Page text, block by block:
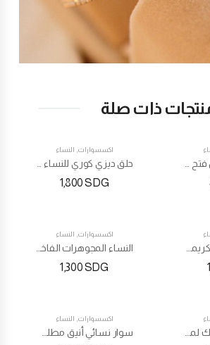
ذات صلة
خاتم قابل للتعديل فتح خطوط مزدوجة خواتم تصميم كوريا إكسسوارات
اكسسوارات, النساء
حلق ديزي كوري للنساء أقراط زهرة حلوة مزدوجة لطيفة
1,800SDG
كريستال الاحجار الكريمة على شكل قلب قلادة
اكسسوارات, النساء
النساء المجوهرات الفاخرة روما الإسورة الرقمية الفولاذ المقاوم للصدأ
1,300SDG
100 لغة قل أنا أحبك لمن تحب ذكري الحب قلادة عشاق تظهر احبك بمئة لغه ضع كشاف الموبايل
اكسسوارات, النساء
سوار نسائي أنيق مطلي بقلب مجوف 5 ألوان